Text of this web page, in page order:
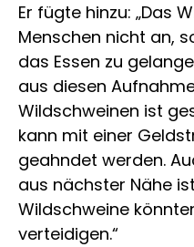
Er fügte hinzu: „Das
Menschen nicht an,
das Essen zu
aus diesen
Wildschweinen ist
kann mit einer
geahndet werden.
aus nächster Nähe
Wildschweine
verteidigen.“